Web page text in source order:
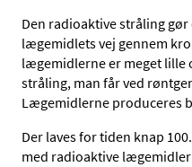
Den radioaktive stråling
lægemidlets vej gennem
lægemidlerne er meget lille
stråling, man får ved
Lægemidlerne produceres
Der laves for tiden knap
med radioaktive